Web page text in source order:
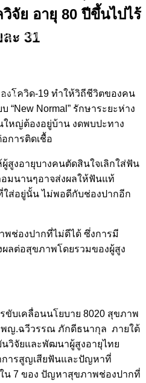
ยุ (ไทย)
วัย
จัย อายุ 80ปีขึ้นไปไร้
ะ 31
งโควิด-19 ทำให้วิถีชีวิตของคน
บ “New Normal” รักษาระยะห่าง
ใหญ่ต้องอยู่บ้าน งดพบปะทาง
การติดเชื้อ
สูงอายุบางคนตัดสินใจเลิกใส่ฟัน
มนานๆอาจส่งผลให้ฟันแท้
ส่อยู่นั้น ไม่พอดีกับช่องปากอีก
ช่องปากที่ไม่ดีได้ ซึ่งการมี
ลต่อสุขภาพโดยรวมของผู้สูง
ขับเคลื่อนนโยบาย 8020 สุขภาพ
พญ.ฉวีวรรณ ภักดีธนากุล ภายใต้
วิจัยและพัฒนาผู้สูงอายุไทย
การสูญเสียฟันและปัญหาที่
ใน 7 ของ ปัญหาสุขภาพช่องปากที่